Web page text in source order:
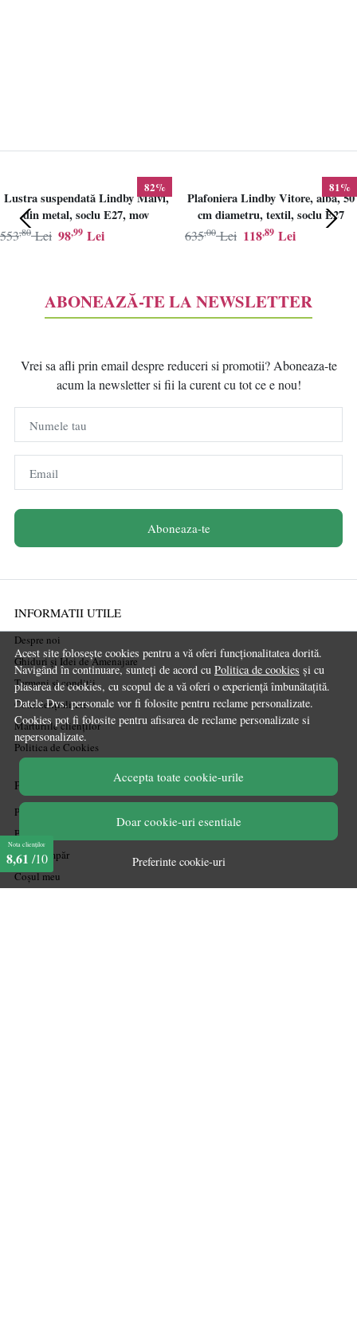
Acest site folosește cookies pentru a vă oferi funcționalitatea dorită.
Navigând în continuare, sunteți de acord cu Politica de cookies și cu
plasarea de cookies, cu scopul de a vă oferi o experiență îmbunătațită.
Datele Dvs. personale vor fi folosite pentru reclame personalizate.
Cookies pot fi folosite pentru afisarea de reclame personalizate si
nepersonalizate.
Accepta toate cookie-urile
Doar cookie-uri esentiale
Preferinte cookie-uri
82%
Lustra suspendată Lindby Maivi,
din metal, soclu E27, mov
98,99 Lei
553,80 Lei
81%
Plafoniera Lindby Vitore, alba, 50
cm diametru, textil, soclu E27
118,89 Lei
635,00 Lei
ABONEAZĂ-TE LA NEWSLETTER
Vrei sa afli prin email despre reduceri si promotii? Aboneaza-te
acum la newsletter si fii la curent cu tot ce e nou!
Numele tau
Email
Aboneaza-te
INFORMATII UTILE
Despre noi
Ghiduri și Idei de Amenajare
Termeni și condiții
Confidențialitate
Mărturiile clienților
Politica de Cookies
PLATA SI LIVRARE
Politica de transport
Politica de retur
Cum cumpăr
Coșul meu
Nota clienților
8,61 /10